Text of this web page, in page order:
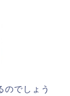
のでしょう